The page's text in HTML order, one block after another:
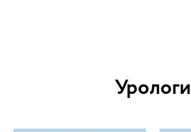
Урологи